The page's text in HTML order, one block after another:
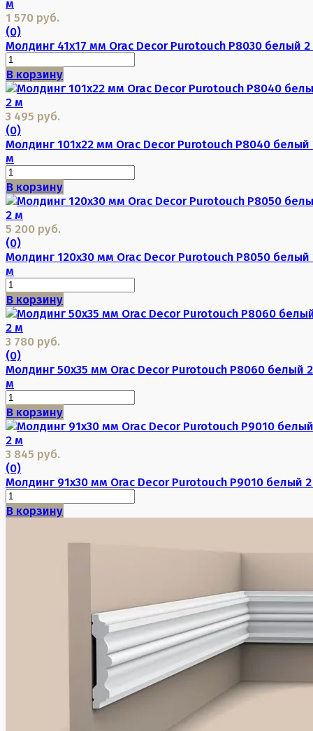
1 570 руб.
(0)
Молдинг 41х17 мм Orac Decor Purotouch P8030 белый
В корзину
3 495 руб.
(0)
Молдинг 101х22 мм Orac Decor Purotouch P8040 белый
м
В корзину
5 200 руб.
(0)
Молдинг 120х30 мм Orac Decor Purotouch P8050 белый
м
В корзину
3 780 руб.
(0)
Молдинг 50х35 мм Orac Decor Purotouch P8060 белый 2
м
В корзину
3 845 руб.
(0)
Молдинг 91х30 мм Orac Decor Purotouch P9010 белый
В корзину